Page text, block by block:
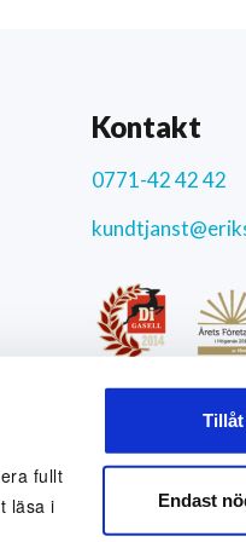
fullt
läsa i
Endast
Kontakt
0771-42 42 42
Sociala medier